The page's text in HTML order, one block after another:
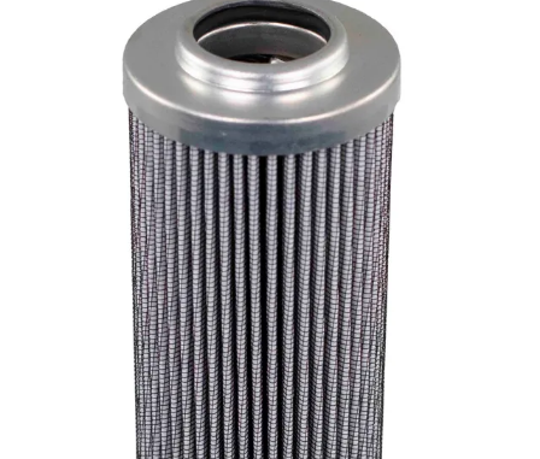
Tekninen tuki
Sylinterilaskuri
Sähköteholaskuri
Virtausnopeuslaskuri
Hammaspyöräpumpun tilavuuslaskuri
Hydrauliteholaskuri
Teollisuusletkuhaku
Suodatinhaku
Magneettikelahaku
Avoimet työpaikat
Ympäristöpolitiikka
Messut ja tapahtumat
Laskutustiedot
Tilinavaushakemus
Jälleenmyyjät